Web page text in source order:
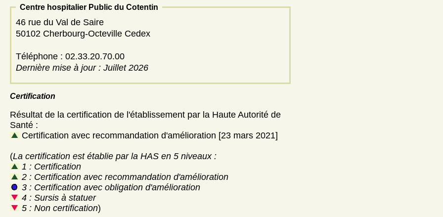
Centre hospitalier Public du Cotentin
46 rue du Val de Saire
50102 Cherbourg-Octeville Cedex
Téléphone : 02.33.20.70.00
Dernière mise à jour : Juillet 2026
Certification
Résultat de la certification de l'établissement par la Haute Autorité de
Santé :
Certification avec recommandation d'amélioration [23 mars 2021]
(La certification est établie par la HAS en 5 niveaux :
1 : Certification
2 : Certification avec recommandation d'amélioration
3 : Certification avec obligation d'amélioration
4 : Sursis à statuer
5 : Non certification)